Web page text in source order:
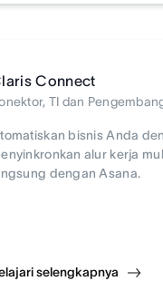
Connect
TI dan
bisnis Anda
alur kerja
dengan Asana.
selengkapnya